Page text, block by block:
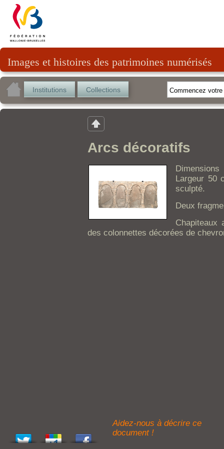
Images et histoires des patrimoines numérisés
Institutions Collections
Arcs décoratifs
Largeur 50
sculpté.
Deux
Chapiteaux
des colonnettes décorées de
Aidez-nous à décrire ce
document !